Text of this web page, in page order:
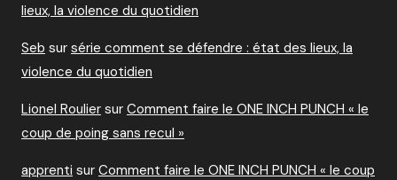
lieux, la violence du quotidien
Seb sur série comment se défendre : état des lieux, la
violence du quotidien
Lionel Roulier sur Comment faire le ONE INCH PUNCH « le
coup de poing sans recul »
apprenti sur Comment faire le ONE INCH PUNCH « le coup